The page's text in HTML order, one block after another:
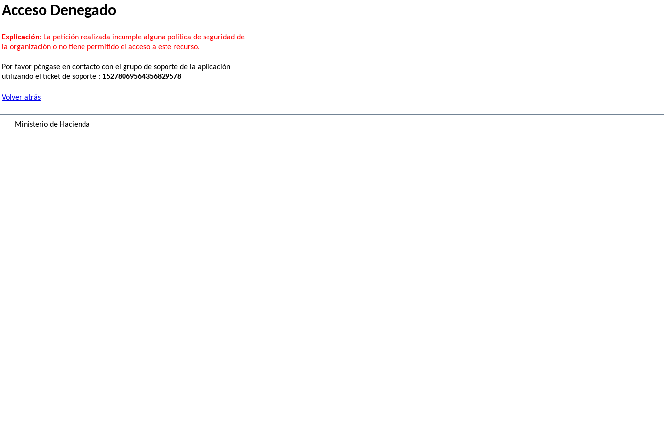
Acceso Denegado
Explicación: La petición realizada incumple alguna política de seguridad de
la organización o no tiene permitido el acceso a este recurso.
Por favor póngase en contacto con el grupo de soporte de la aplicación
utilizando el ticket de soporte : 15278069564356829578
Volver atrás
Ministerio de Hacienda